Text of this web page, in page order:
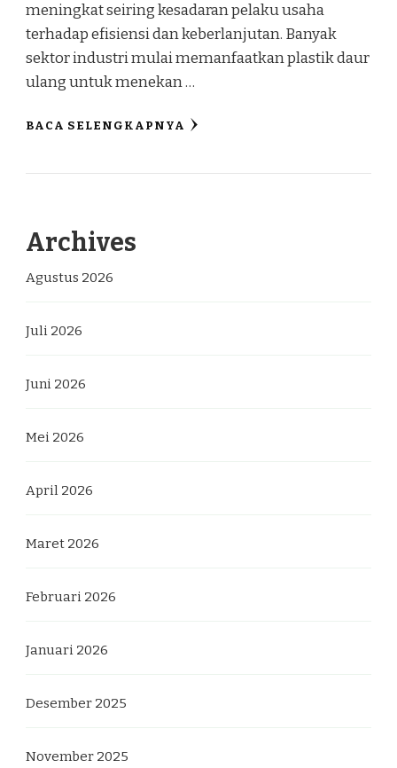
meningkat seiring kesadaran pelaku usaha
terhadap efisiensi dan keberlanjutan. Banyak
sektor industri mulai memanfaatkan plastik daur
ulang untuk menekan …
BACA SELENGKAPNYA
Archives
Agustus 2026
Juli 2026
Juni 2026
Mei 2026
April 2026
Maret 2026
Februari 2026
Januari 2026
Desember 2025
November 2025